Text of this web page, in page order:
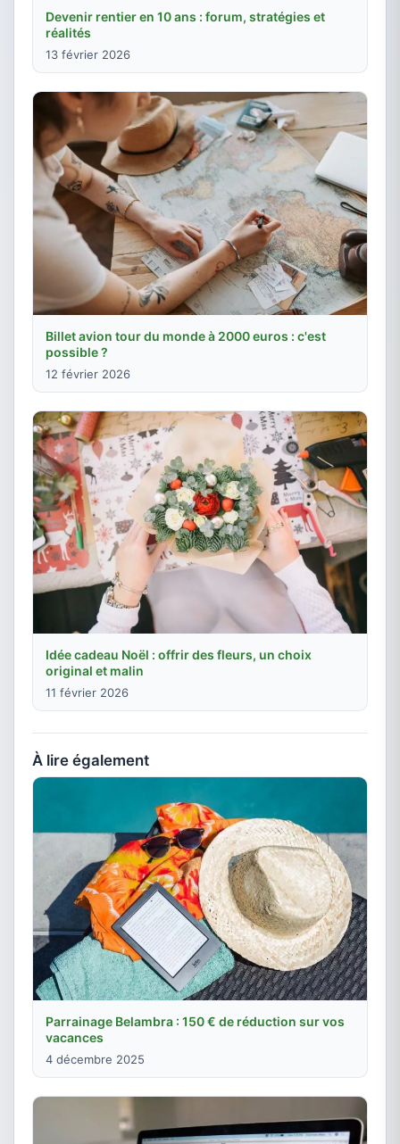
Devenir rentier en 10 ans : forum, stratégies et
réalités
13 février 2026
Billet avion tour du monde à 2000 euros : c'est
possible ?
12 février 2026
Idée cadeau Noël : offrir des fleurs, un choix
original et malin
11 février 2026
À lire également
Parrainage Belambra : 150 € de réduction sur vos
vacances
4 décembre 2025